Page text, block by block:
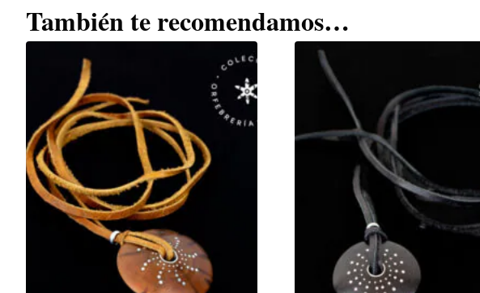
También te recomendamos…